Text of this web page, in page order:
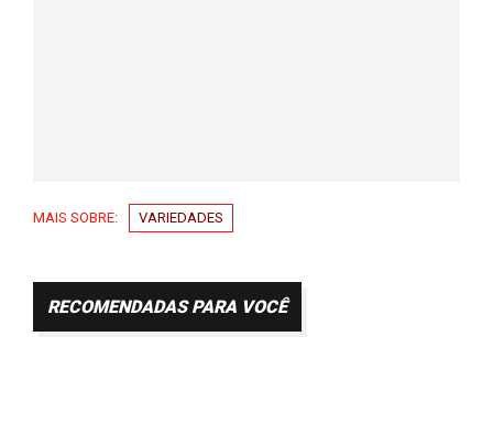
MAIS SOBRE: VARIEDADES
RECOMENDADAS PARA VOCÊ